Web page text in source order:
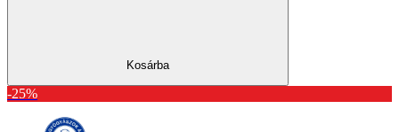
Kosárba
-25%